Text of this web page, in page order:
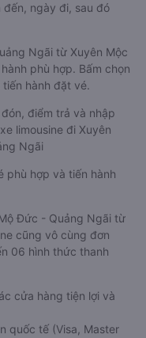
đến, ngày đi, sau đó
Ngãi từ Xuyên Mộc
phù hợp. Bấm chọn
hành đặt vé.
điểm trả và nhập
limousine đi Xuyên
Ngãi
phù hợp và tiến hành
Đức - Quảng Ngãi từ
cũng vô cùng đơn
06 hình thức thanh
cửa hàng tiện lợi và
quốc tế (Visa, Master